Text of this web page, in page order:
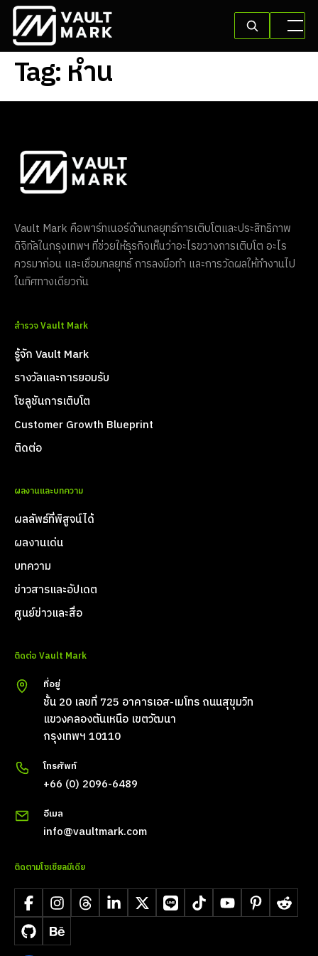
Tag:หำน
Vault Mark คือพาร์ทเนอร์ด้านกลยุทธ์การเติบโตและประสิทธิภาพ
ดิจิทัลในกรุงเทพฯ ที่ช่วยให้ธุรกิจเห็นว่าอะไรขวางการเติบโต อะไร
ควรมาก่อน และเชื่อมกลยุทธ์ การลงมือทำ และการวัดผลให้ทำงานไป
ในทิศทางเดียวกัน
สำรวจ Vault Mark
รู้จัก Vault Mark
รางวัลและการยอมรับ
โซลูชันการเติบโต
Customer Growth Blueprint
ติดต่อ
ผลงานและบทความ
ผลลัพธ์ที่พิสูจน์ได้
ผลงานเด่น
บทความ
ข่าวสารและอัปเดต
ศูนย์ข่าวและสื่อ
ติดต่อ Vault Mark
ที่อยู่
ชั้น 20 เลขที่ 725 อาคารเอส-เมโทร ถนนสุขุมวิท
แขวงคลองตันเหนือ เขตวัฒนา
กรุงเทพฯ 10110
โทรศัพท์
+66 (0) 2096-6489
อีเมล
info@vaultmark.com
ติดตามโซเชียลมีเดีย
FacebookInstagramThreadsLinkedIn
X LINE TikTokYouTubePinterestReddit
GitHubBehance